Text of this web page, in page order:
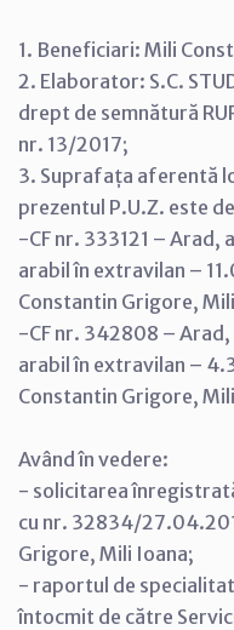
1. Beneficiari: Mili
2. Elaborator: S.C.
drept de semnătură
nr. 13/2017;
3. Suprafața aferentă
prezentul P.U.Z. este
-CF nr. 333121 –
arabil în extravilan –
Constantin Grigore,
-CF nr. 342808 –
arabil în extravilan –
Constantin Grigore,
Având în vedere:
- solicitarea
cu nr. 32834/
Grigore, Mili Ioana;
- raportul de
întocmit de către